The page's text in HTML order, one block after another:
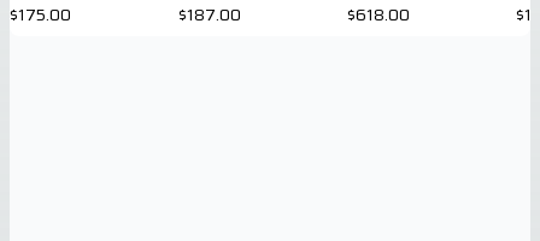
$175.00 $187.00 $618.00